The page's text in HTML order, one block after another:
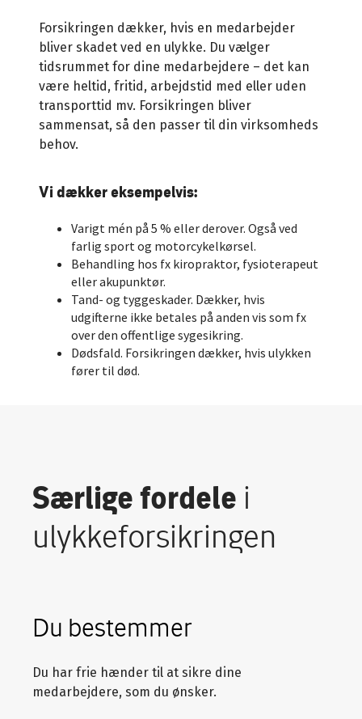
Spørgsmål og svar
Betingelser
Forsikringen dækker, hvis en medarbejder
bliver skadet ved en ulykke. Du vælger
tidsrummet for dine medarbejdere – det kan
være heltid, fritid, arbejdstid med eller uden
transporttid mv. Forsikringen bliver
sammensat, så den passer til din virksomheds
behov.
Vi dækker eksempelvis:
Varigt mén på 5 % eller derover. Også ved
farlig sport og motorcykelkørsel.
Behandling hos fx kiropraktor, fysioterapeut
eller akupunktør.
Tand- og tyggeskader. Dækker, hvis
udgifterne ikke betales på anden vis som fx
over den offentlige sygesikring.
Dødsfald. Forsikringen dækker, hvis ulykken
fører til død.
Særlige fordele i
ulykkeforsikringen
Du bestemmer
Du har frie hænder til at sikre dine
medarbejdere, som du ønsker.